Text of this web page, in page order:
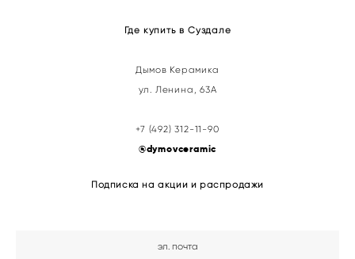
Где купить в Суздале
Дымов Керамика
ул. Ленина, 63А
+7 (492) 312-11-90
@dymovceramic
Подписка на акции и распродажи